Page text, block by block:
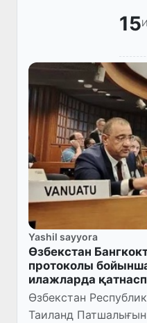
15
Yashil sayyora
Өзбекстан
протоколы
илажларда
Өзбекстан
Таиланд